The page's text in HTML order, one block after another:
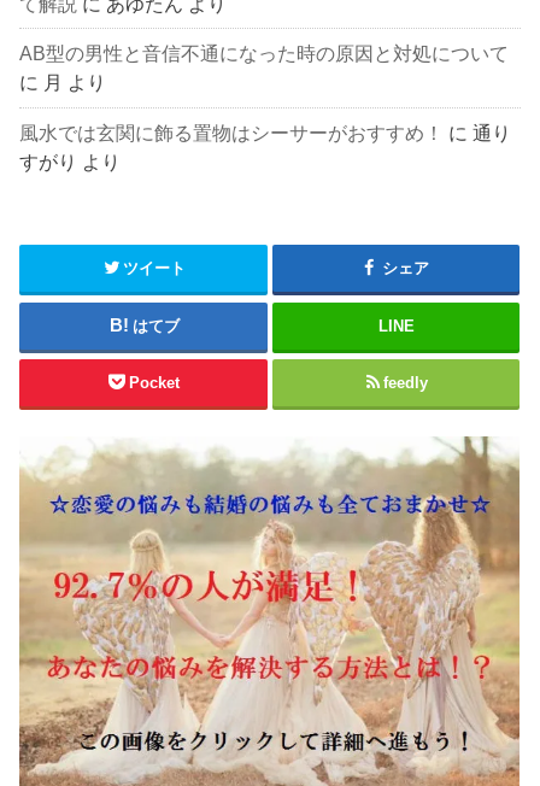
AB型の男性と音信不通になった時の原因と対処について
に 月 より
風水では玄関に飾る置物はシーサーがおすすめ！ に通り
すがり より
ツイート シェア
はてブ LINE
Pocket feedly